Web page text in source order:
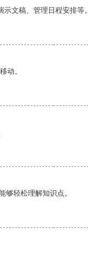
文稿、管理日程安排等。
动。
轻松理解知识点。